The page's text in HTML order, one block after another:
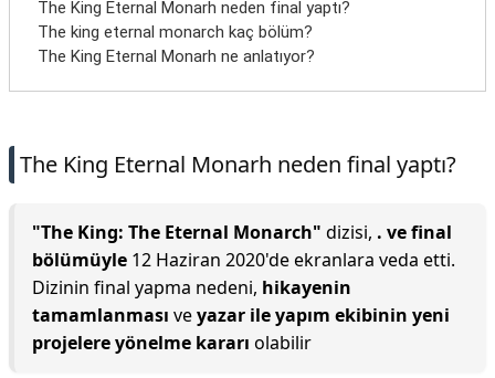
The King Eternal Monarh neden final yaptı?
The king eternal monarch kaç bölüm?
The King Eternal Monarh ne anlatıyor?
The King Eternal Monarh neden final yaptı?
"The King: The Eternal Monarch" dizisi, . ve final
bölümüyle 12 Haziran 2020'de ekranlara veda etti.
Dizinin final yapma nedeni, hikayenin
tamamlanması veyazar ile yapım ekibinin yeni
projelere yönelme kararı olabilir